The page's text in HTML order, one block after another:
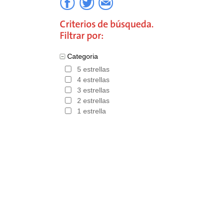
Criterios de búsqueda.
Filtrar por:
Categoria
5 estrellas
4 estrellas
3 estrellas
2 estrellas
1 estrella